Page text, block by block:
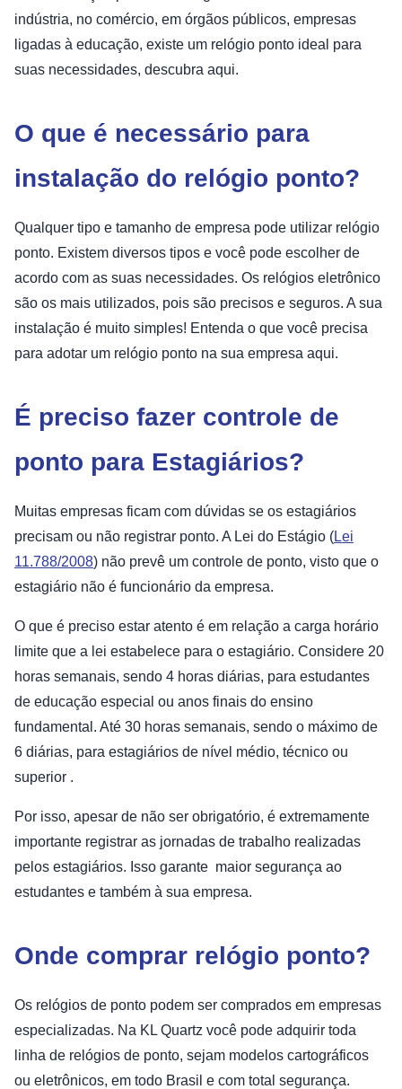
indústria, no comércio, em órgãos públicos, empresas
ligadas à educação, existe um relógio ponto ideal para
suas necessidades, descubra aqui.
O que é necessário para
instalação do relógio ponto?
Qualquer tipo e tamanho de empresa pode utilizar relógio
ponto. Existem diversos tipos e você pode escolher de
acordo com as suas necessidades. Os relógios eletrônico
são os mais utilizados, pois são precisos e seguros. A sua
instalação é muito simples! Entenda o que você precisa
para adotar um relógio ponto na sua empresa aqui.
É preciso fazer controle de
ponto para Estagiários?
Muitas empresas ficam com dúvidas se os estagiários
precisam ou não registrar ponto. A Lei do Estágio (Lei
11.788/2008) não prevê um controle de ponto, visto que o
estagiário não é funcionário da empresa.
O que é preciso estar atento é em relação a carga horário
limite que a lei estabelece para o estagiário. Considere 20
horas semanais, sendo 4 horas diárias, para estudantes
de educação especial ou anos finais do ensino
fundamental. Até 30 horas semanais, sendo o máximo de
6 diárias, para estagiários de nível médio, técnico ou
superior .
Por isso, apesar de não ser obrigatório, é extremamente
importante registrar as jornadas de trabalho realizadas
pelos estagiários. Isso garante maior segurança ao
estudantes e também à sua empresa.
Onde comprar relógio ponto?
Os relógios de ponto podem ser comprados em empresas
especializadas. Na KL Quartz você pode adquirir toda
linha de relógios de ponto, sejam modelos cartográficos
ou eletrônicos, em todo Brasil e com total segurança.